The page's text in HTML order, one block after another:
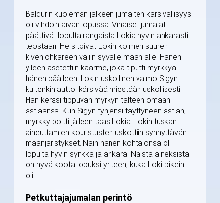
Baldurin kuoleman jälkeen jumalten kärsivällisyys
oli vihdoin aivan lopussa. Vihaiset jumalat
päättivät lopulta rangaista Lokia hyvin ankarasti
teostaan. He sitoivat Lokin kolmen suuren
kivenlohkareen väliin syvälle maan alle. Hänen
ylleen asetettiin käärme, joka tiputti myrkkyä
hänen päälleen. Lokin uskollinen vaimo Sigyn
kuitenkin auttoi kärsivää miestään uskollisesti.
Hän keräsi tippuvan myrkyn talteen omaan
astiaansa. Kun Sigyn tyhjensi täyttyneen astian,
myrkky poltti jälleen taas Lokia. Lokin tuskan
aiheuttamien kouristusten uskottiin synnyttävän
maanjäristykset. Näin hänen kohtalonsa oli
lopulta hyvin synkkä ja ankara. Näistä aineksista
on hyvä koota lopuksi yhteen, kuka Loki oikein
oli.
Petkuttajajumalan perintö